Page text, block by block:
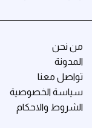
من نحن
المدونة
تواصل معنا
سياسة الخصوصية
الشروط والاحكام